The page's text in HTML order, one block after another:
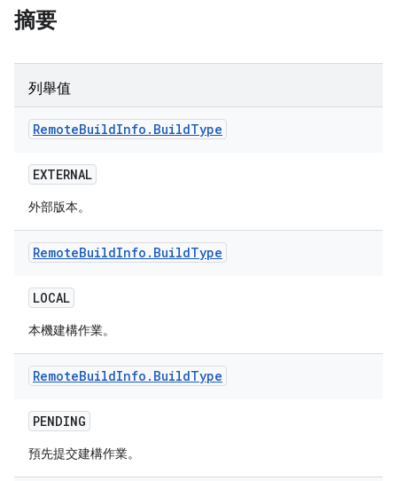
摘要
列舉值
RemoteBuildInfo . BuildType
EXTERNAL
外部版本。
RemoteBuildInfo . BuildType
LOCAL
本機建構作業。
RemoteBuildInfo . BuildType
PENDING
預先提交建構作業。